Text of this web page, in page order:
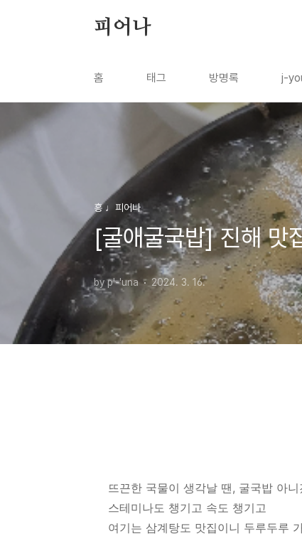
피어나
홈 태그 방명록 j-
흥 ♩피어나
[굴애굴국밥] 진해 맛
by p'-'una 2024. 3. 16.
뜨끈한 국물이 생각날 땐, 굴국밥 아
스테미나도 챙기고 속도 챙기고
여기는 삼계탕도 맛집이니 두루두루